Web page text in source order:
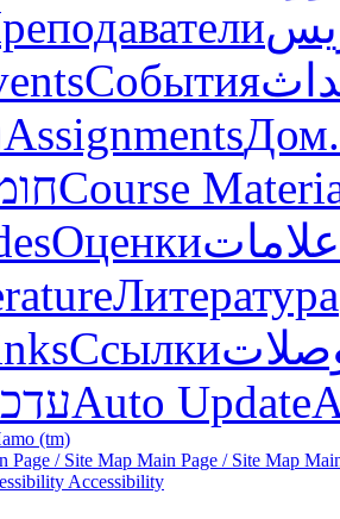
События
AssignmentsДом.
Course
Оценкиعلامات
Литература
Ссылки
Auto Update
Page / Site Map Main Page / Site Map
Accessibility